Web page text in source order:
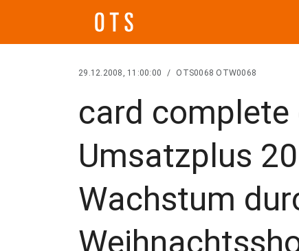
29.12.2008, 11:00:00 / OTS0068 OTW0068
card
Umsatzplus
Wachstum